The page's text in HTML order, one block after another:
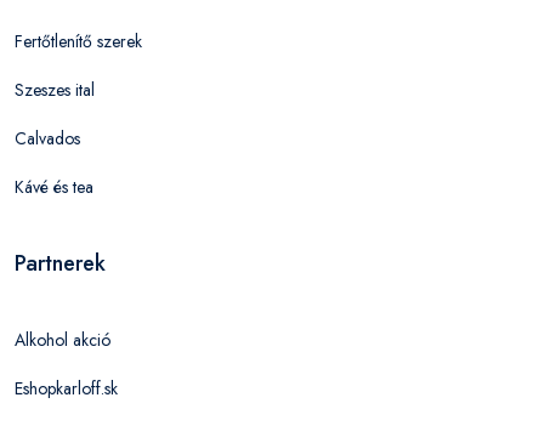
Fertőtlenítő szerek
Szeszes ital
Calvados
Kávé és tea
Partnerek
Alkohol akció
Eshopkarloff.sk